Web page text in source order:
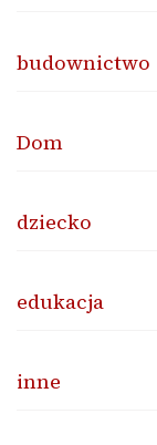
budownictwo
Dom
dziecko
edukacja
inne